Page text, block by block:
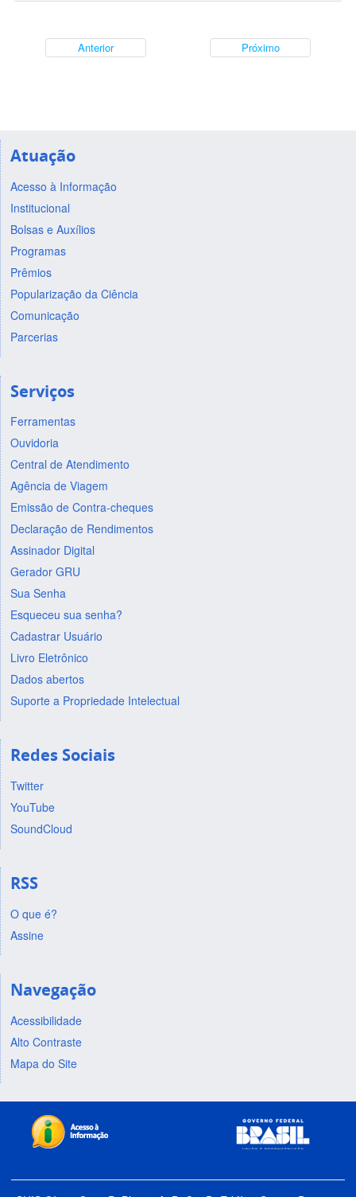
Anterior Próximo
Atuação
Acesso à Informação
Institucional
Bolsas e Auxílios
Programas
Prêmios
Popularização da Ciência
Comunicação
Parcerias
Serviços
Ferramentas
Ouvidoria
Central de Atendimento
Agência de Viagem
Emissão de Contra-cheques
Declaração de Rendimentos
Assinador Digital
Gerador GRU
Sua Senha
Esqueceu sua senha?
Cadastrar Usuário
Livro Eletrônico
Dados abertos
Suporte a Propriedade Intelectual
Redes Sociais
Twitter
YouTube
SoundCloud
RSS
O que é?
Assine
Navegação
Acessibilidade
Alto Contraste
Mapa do Site